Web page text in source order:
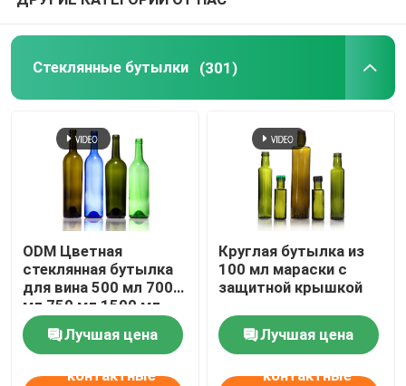
Стеклянные бутылки (301)
ODM Цветная
стеклянная бутылка
для вина 500 мл 700
мл 750 мл 1500 мл
Лучшая цена
контактные
Круглая бутылка из
100 мл мараски с
защитной крышкой
Лучшая цена
контактные